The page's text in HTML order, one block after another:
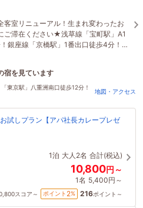
客室リニューアル！生まれ変わったお
ご滞在ください★浅草線「宝町駅」A1
銀座線「京橋駅」1番出口徒歩4分！！
光の拠点に最適なホテル☆
予約されました
東京駅」八重洲南口徒歩12分！
地図・アクセス
試しプラン【アパ社長カレープレゼ
1泊 大人2名 合計(税込)
10,800円～
1名 5,400円～
スコア～ ポイント 2% 216ポイント～